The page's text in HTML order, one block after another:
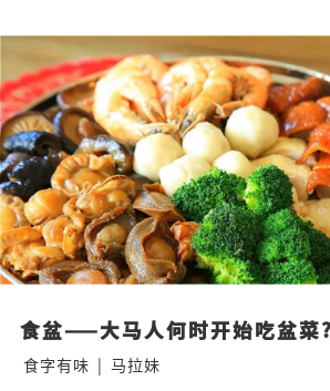
食盆——大马人何时开始吃盆菜?
食字有味 | 马拉妹